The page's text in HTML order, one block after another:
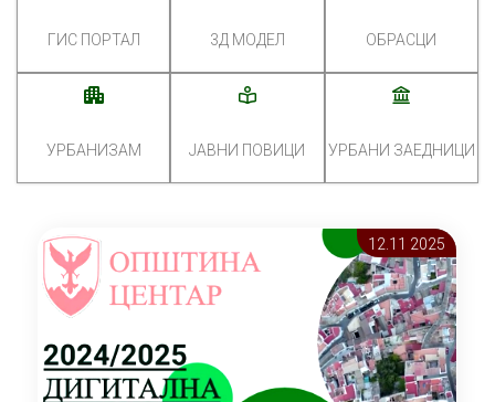
ГИС ПОРТАЛ 3Д МОДЕЛ ОБРАСЦИ
УРБАНИЗАМ ЈАВНИ ПОВИЦИ УРБАНИ ЗАЕДНИЦИ
12.11 2025